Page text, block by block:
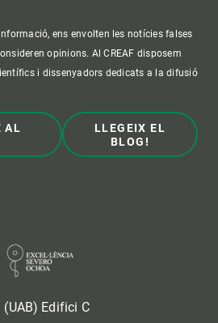
ens envolten les notícies falses
opinions. Al CREAF disposem
i dissenyadors dedicats a la difusió
AL
LLEGEIX EL
BLOG!
Edifici C